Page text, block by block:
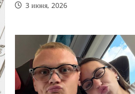
3 июня, 2026